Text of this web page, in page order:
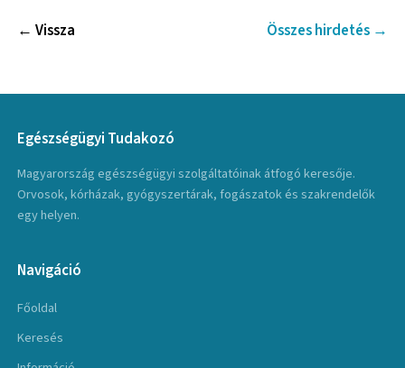
← Vissza Összes hirdetés →
Egészségügyi Tudakozó
Magyarország egészségügyi szolgáltatóinak átfogó keresője.
Orvosok, kórházak, gyógyszertárak, fogászatok és szakrendelők
egy helyen.
Navigáció
Főoldal
Keresés